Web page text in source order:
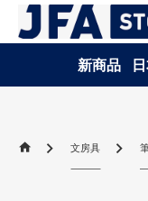
新商品
文房具